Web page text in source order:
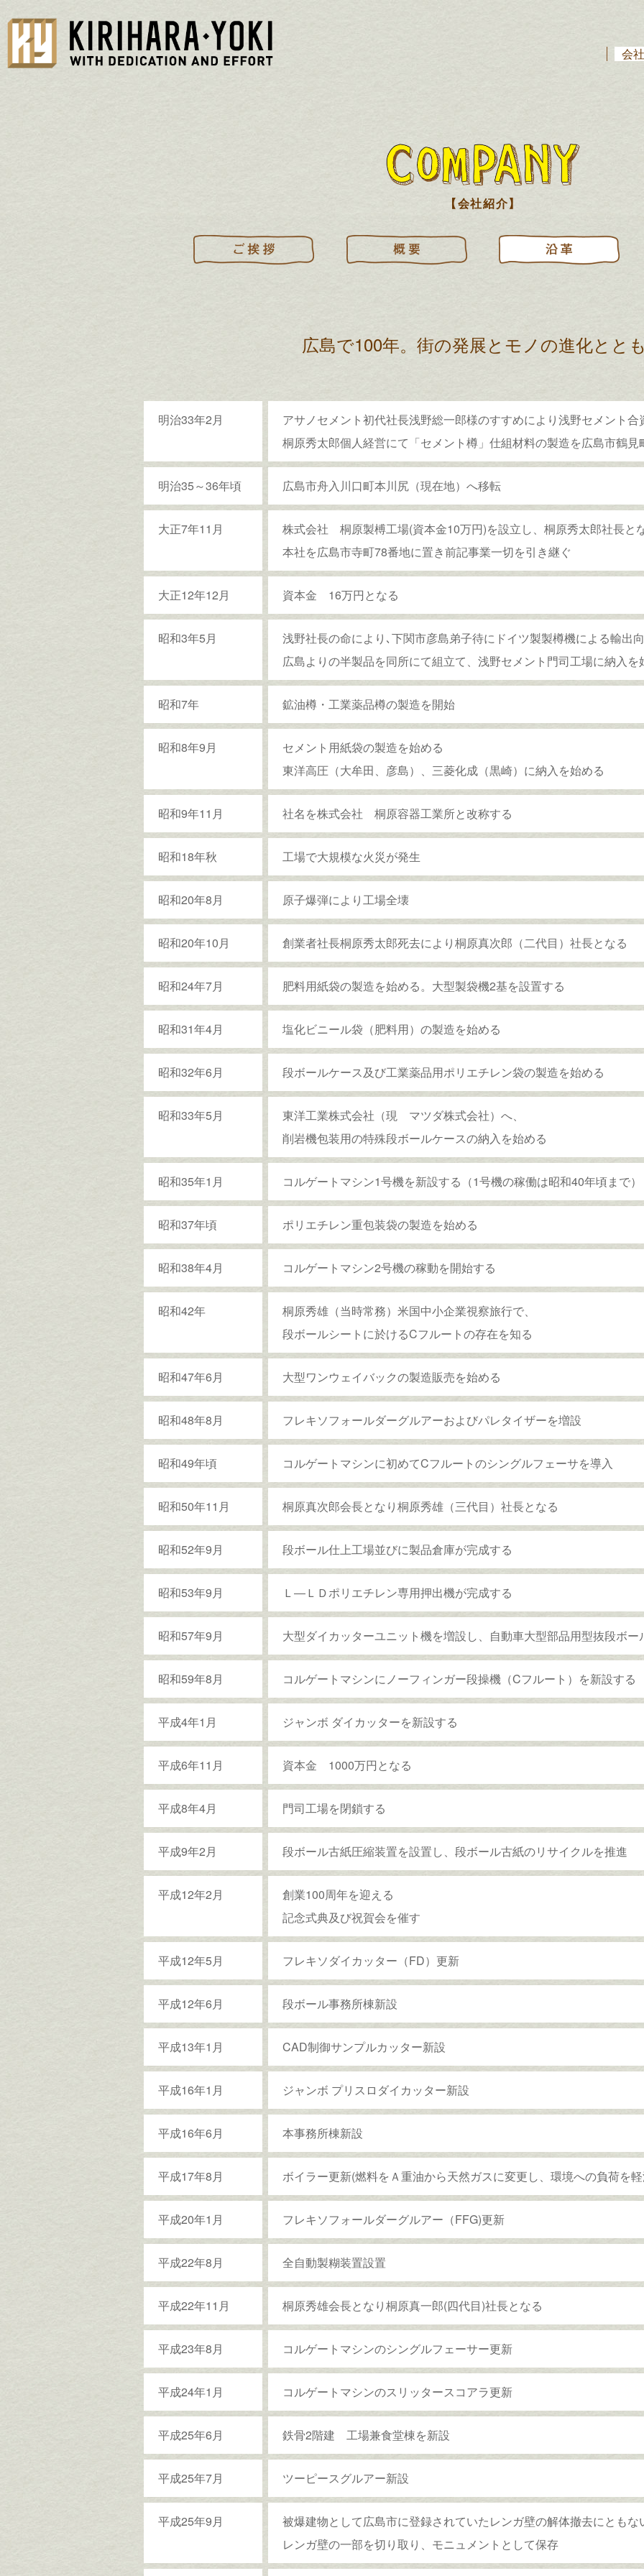
会
【会社紹介】
広島で100年。 街の発展とモノの進化とと
明治33年2月
アサノセメント初代社長浅野総一郎様のすすめにより浅野セメント
桐原秀太郎個人経営にて「セメント樽」仕組材料の製造を広島市鶴
明治35～36年頃 広島市舟入川口町本川尻（現在地）へ移転
大正7年11月
株式会社 桐原製榑工場(資本金10万円)を設立し、桐原秀太郎社長と
本社を広島市寺町78番地に置き前記事業一切を引き継ぐ
大正12年12月 資本金 16万円となる
昭和3年5月
浅野社長の命により､下関市彦島弟子待にドイツ製製樽機による輸出
広島よりの半製品を同所にて組立て、浅野セメント門司工場に納入を
昭和7年 鉱油樽・工業薬品樽の製造を開始
昭和8年9月
セメント用紙袋の製造を始める
東洋高圧（大牟田、彦島）、三菱化成（黒崎）に納入を始める
昭和9年11月 社名を株式会社 桐原容器工業所と改称する
昭和18年秋 工場で大規模な火災が発生
昭和20年8月 原子爆弾により工場全壊
昭和20年10月 創業者社長桐原秀太郎死去により桐原真次郎（二代目）社長となる
昭和24年7月 肥料用紙袋の製造を始める。大型製袋機2基を設置する
昭和31年4月 塩化ビニール袋（肥料用）の製造を始める
昭和32年6月 段ボールケース及び工業薬品用ポリエチレン袋の製造を始める
昭和33年5月
東洋工業株式会社（現 マツダ株式会社）へ、
削岩機包装用の特殊段ボールケースの納入を始める
昭和35年1月 コルゲートマシン1号機を新設する（1号機の稼働は昭和40年頃まで）
昭和37年頃 ポリエチレン重包装袋の製造を始める
昭和38年4月 コルゲートマシン2号機の稼動を開始する
昭和42年
桐原秀雄（当時常務）米国中小企業視察旅行で、
段ボールシートに於けるCフルートの存在を知る
昭和47年6月 大型ワンウェイバックの製造販売を始める
昭和48年8月 フレキソフォールダーグルアーおよびパレタイザーを増設
昭和49年頃 コルゲートマシンに初めてCフルートのシングルフェーサを導入
昭和50年11月 桐原真次郎会長となり桐原秀雄（三代目）社長となる
昭和52年9月 段ボール仕上工場並びに製品倉庫が完成する
昭和53年9月 Ｌ―ＬＤポリエチレン専用押出機が完成する
昭和57年9月 大型ダイカッターユニット機を増設し、自動車大型部品用型抜段ボ
昭和59年8月 コルゲートマシンにノーフィンガー段操機（Cフルート）を新設する
平成4年1月 ジャンボ ダイカッターを新設する
平成6年11月 資本金 1000万円となる
平成8年4月 門司工場を閉鎖する
平成9年2月 段ボール古紙圧縮装置を設置し、段ボール古紙のリサイクルを推進
平成12年2月
創業100周年を迎える
記念式典及び祝賀会を催す
平成12年5月 フレキソダイカッター（FD）更新
平成12年6月 段ボール事務所棟新設
平成13年1月 CAD制御サンプルカッター新設
平成16年1月 ジャンボ プリスロダイカッター新設
平成16年6月 本事務所棟新設
平成17年8月 ボイラー更新(燃料をＡ重油から天然ガスに変更し、環境への負荷を
平成20年1月 フレキソフォールダーグルアー（FFG)更新
平成22年8月 全自動製糊装置設置
平成22年11月 桐原秀雄会長となり桐原真一郎(四代目)社長となる
平成23年8月 コルゲートマシンのシングルフェーサー更新
平成24年1月 コルゲートマシンのスリッタースコアラ更新
平成25年6月 鉄骨2階建 工場兼食堂棟を新設
平成25年7月 ツーピースグルアー新設
平成25年9月
被爆建物として広島市に登録されていたレンガ壁の解体撤去にともな
レンガ壁の一部を切り取り、モニュメントとして保存